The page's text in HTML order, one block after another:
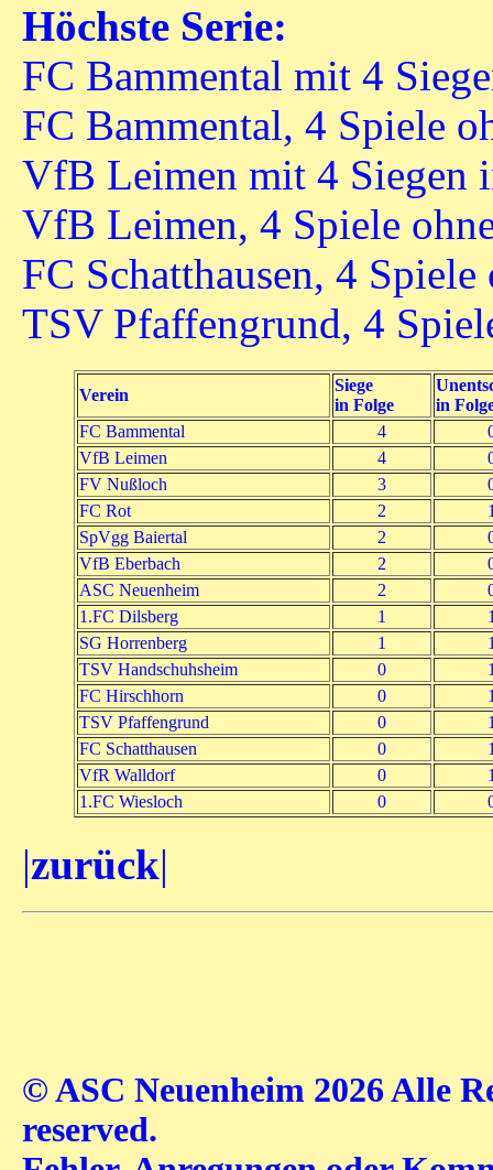
Höchste Serie:
FC Bammental mit 4
FC Bammental, 4 Spiele
VfB Leimen mit 4 Siegen
VfB Leimen, 4 Spiele
FC Schatthausen, 4
TSV Pfaffengrund, 4
Verein
Siege
in Folge
in
FC Bammental
4
VfB Leimen
4
FV Nußloch
3
FC Rot
2
SpVgg Baiertal
2
VfB Eberbach
2
ASC Neuenheim
2
1.FC Dilsberg
1
SG Horrenberg
1
TSV Handschuhsheim
0
FC Hirschhorn
0
TSV Pfaffengrund
0
FC Schatthausen
0
VfR Walldorf
0
1.FC Wiesloch
0
|zurück|
© ASC Neuenheim 2026 Alle
reserved.